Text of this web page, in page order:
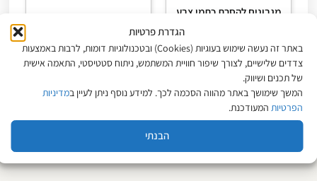
הגדרת פרטיות
באתר זה נעשה שימוש בעוגיות (Cookies) ובטכנולוגיות דומות, לרבות באמצעות
צדדים שלישיים, לצורך שיפור חוויית המשתמש, ניתוח סטטיסטי, התאמה אישית
של תכנים ושיווק.
המשך שימושך באתר מהווה הסכמה לכך. למידע נוסף ניתן לעיין במדיניות
הפרטיותהמעודכנת.
הבנתי
מגבונים להסרת כתמי צבע
₪39
מחיר ל-100 מ״ל: ₪ 7.80
הוספה לסל הוספה לסל